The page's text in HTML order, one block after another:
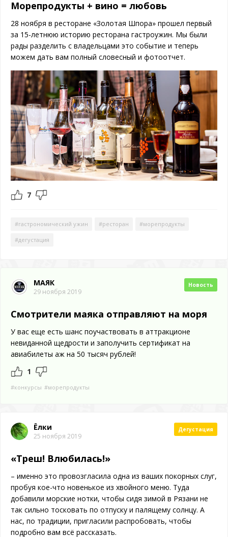
Морепродукты + вино = любовь
28 ноября в ресторане «Золотая Шпора» прошел первый
за 15-летнюю историю ресторана гастроужин. Мы были
рады разделить с владельцами это событие и теперь
можем дать вам полный словесный и фотоотчет.
7
#гастрономический ужин #ресторан #морепродукты
#дегустация
МАЯК
29 ноября 2019
Новость
Смотрители маяка отправляют на моря
У вас еще есть шанс поучаствовать в аттракционе
невиданной щедрости и заполучить сертификат на
авиабилеты аж на 50 тысяч рублей!
1
#конкурсы #морепродукты
Ёлки
25 ноября 2019
Дегустация
«Треш! Влюбилась!»
– именно это провозгласила одна из ваших покорных слуг,
пробуя кое-что новенькое из хвойного меню. Туда
добавили морские нотки, чтобы сидя зимой в Рязани не
так сильно тосковать по отпуску и палящему солнцу. А
нас, по традиции, пригласили распробовать, чтобы
подробно вам всё рассказать.